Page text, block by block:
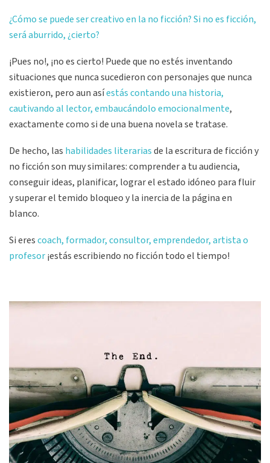
¿Cómo se puede ser creativo en la no ficción?Si no es ficción,
será aburrido, ¿cierto?
¡Pues no!, ¡no es cierto! Puede que no estés inventando
situaciones que nunca sucedieron con personajes que nunca
existieron, pero aun asíestás contando una historia,
cautivando al lector, embaucándolo emocionalmente,
exactamente como si de una buena novela se tratase.
De hecho, las habilidades literariasde la escritura de ficción y
no ficción son muy similares: comprender a tu audiencia,
conseguir ideas, planificar, lograr el estado idóneo para fluir
y superar el temido bloqueo y la inercia de la página en
blanco.
Si erescoach, formador, consultor, emprendedor, artista o
profesor¡estás escribiendo no ficción todo el tiempo!